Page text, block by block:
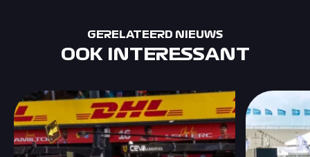
GERELATEERD NIEUWS
OOK INTERESSANT